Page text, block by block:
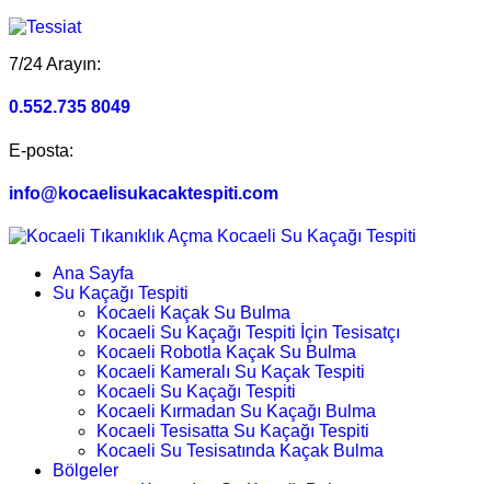
7/24 Arayın:
0.552.735 8049
E-posta:
info@kocaelisukacaktespiti.com
Ana Sayfa
Su Kaçağı Tespiti
Kocaeli Kaçak Su Bulma
Kocaeli Su Kaçağı Tespiti İçin Tesisatçı
Kocaeli Robotla Kaçak Su Bulma
Kocaeli Kameralı Su Kaçak Tespiti
Kocaeli Su Kaçağı Tespiti
Kocaeli Kırmadan Su Kaçağı Bulma
Kocaeli Tesisatta Su Kaçağı Tespiti
Kocaeli Su Tesisatında Kaçak Bulma
Bölgeler